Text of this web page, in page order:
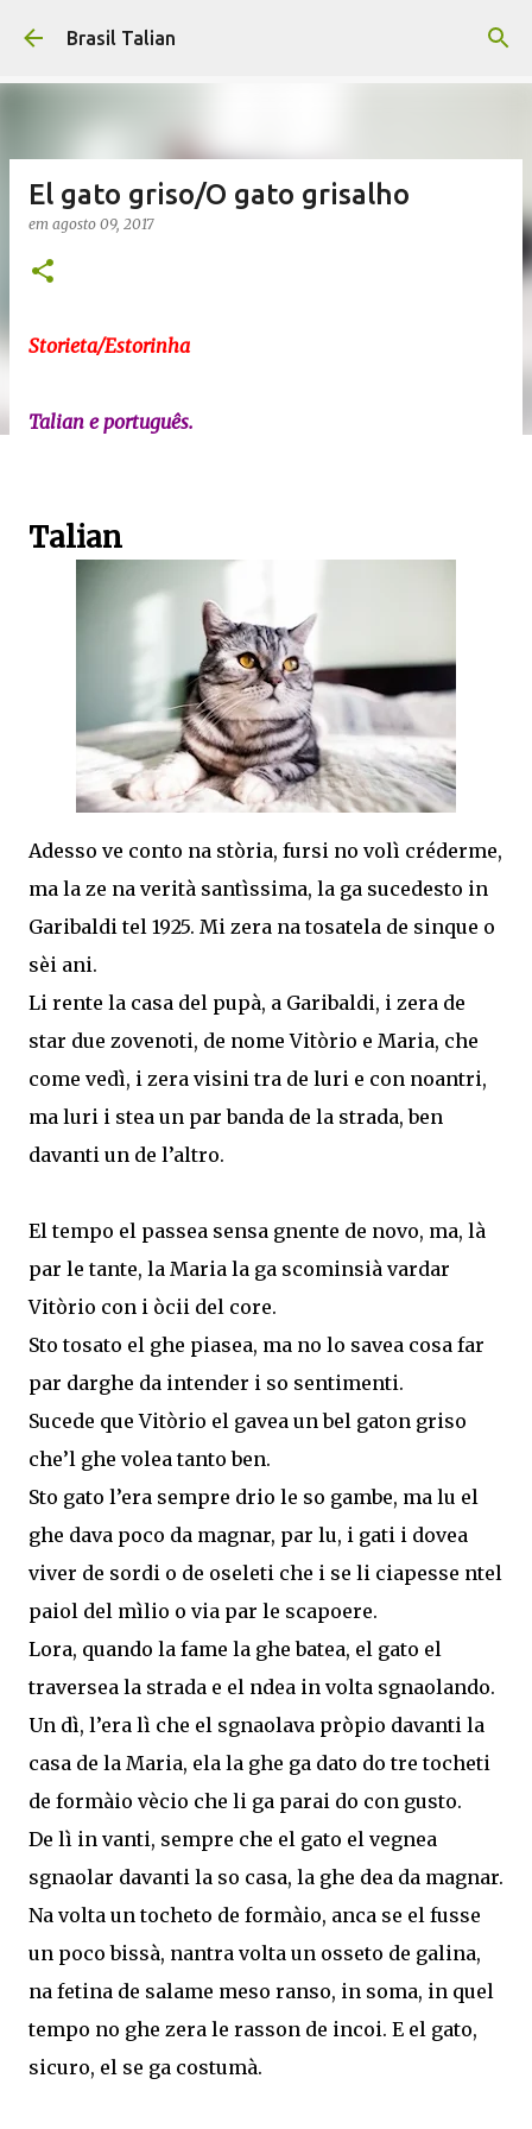
Pular para o conteúdo principal
Brasil Talian
El gato griso/O gato grisalho
em agosto 09, 2017
Storieta/Estorinha
Talian e português.
Talian
Adesso ve conto na stòria, fursi no volì créderme,
ma la ze na verità santìssima, la ga sucedesto in
Garibaldi tel 1925. Mi zera na tosatela de sinque o
sèi ani.
Li rente la casa del pupà, a Garibaldi, i zera de
star due zovenoti, de nome Vitòrio e Maria, che
come vedì, i zera visini tra de luri e con noantri,
ma luri i stea un par banda de la strada, ben
davanti un de l’altro.
El tempo el passea sensa gnente de novo, ma, là
par le tante, la Maria la ga scominsià vardar
Vitòrio con i òcii del core.
Sto tosato el ghe piasea, ma no lo savea cosa far
par darghe da intender i so sentimenti.
Sucede que Vitòrio el gavea un bel gaton griso
che’l ghe volea tanto ben.
Sto gato l’era sempre drio le so gambe, ma lu el
ghe dava poco da magnar, par lu, i gati i dovea
viver de sordi o de oseleti che i se li ciapesse ntel
paiol del mìlio o via par le scapoere.
Lora, quando la fame la ghe batea, el gato el
traversea la strada e el ndea in volta sgnaolando.
Un dì, l’era lì che el sgnaolava pròpio davanti la
casa de la Maria, ela la ghe ga dato do tre tocheti
de formàio vècio che li ga parai do con gusto.
De lì in vanti, sempre che el gato el vegnea
sgnaolar davanti la so casa, la ghe dea da magnar.
Na volta un tocheto de formàio, anca se el fusse
un poco bissà, nantra volta un osseto de galina,
na fetina de salame meso ranso, in soma, in quel
tempo no ghe zera le rasson de incoi. E el gato,
sicuro, el se ga costumà.